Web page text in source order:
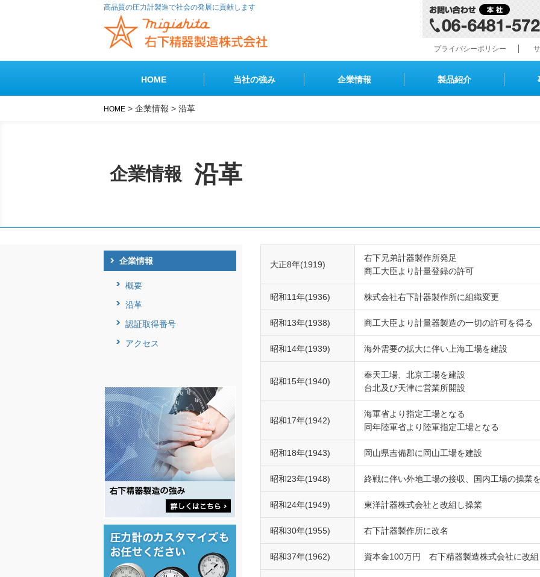
高品質の圧力計製造で社会の発展に貢献します
プライバシーポリシー
HOME 当社の強み 企業情報 製品紹介
圧力指示計 特殊用圧力計
圧力について
HOME > 企業情報 > 沿革
企業情報 沿革
大正8年(1919)
右下兄弟計器製作所発足
商工大臣より計量登録の許可
昭和11年(1936) 株式会社右下計器製作所に組織変更
昭和13年(1938) 商工大臣より計量器製造の一切の許可を得る
昭和14年(1939) 海外需要の拡大に伴い上海工場を建設
昭和15年(1940)
奉天工場、北京工場を建設
台北及び天津に営業所開設
昭和17年(1942)
海軍省より指定工場となる
同年陸軍省より陸軍指定工場となる
昭和18年(1943) 岡山県吉備郡に岡山工場を建設
昭和23年(1948) 終戦に伴い外地工場の接収、国内工場の操業
昭和24年(1949) 東洋計器株式会社と改組し操業
昭和30年(1955) 右下計器製作所に改名
昭和37年(1962) 資本金100万円 右下精器製造株式会社に改組
企業情報
概要
沿革
認証取得番号
アクセス